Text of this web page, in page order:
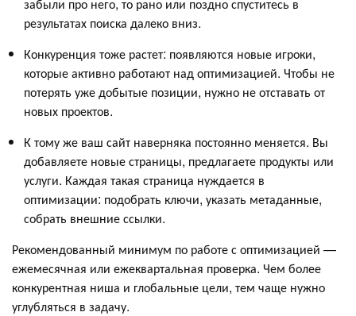
результатах поиска далеко вниз.
Конкуренция тоже растет: появляются новые игроки,
которые активно работают над оптимизацией. Чтобы не
потерять уже добытые позиции, нужно не отставать от
новых проектов.
К тому же ваш сайт наверняка постоянно меняется. Вы
добавляете новые страницы, предлагаете продукты или
услуги. Каждая такая страница нуждается в
оптимизации: подобрать ключи, указать метаданные,
собрать внешние ссылки.
Рекомендованный минимум по работе с оптимизацией —
ежемесячная или ежеквартальная проверка. Чем более
конкурентная ниша и глобальные цели, тем чаще нужно
углубляться в задачу.